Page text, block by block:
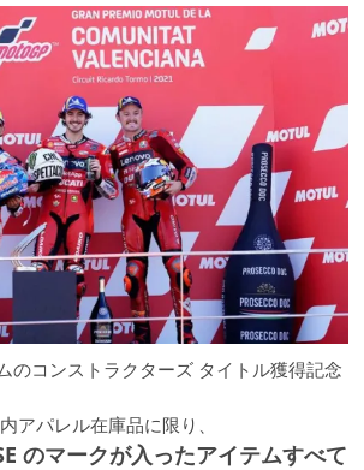
のコンストラクターズ タイトル獲得記念
アパレル在庫品に限り、
のマークが入ったアイテムすべて